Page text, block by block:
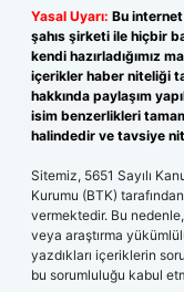
Yasal Uyarı: Bu
şahıs şirketi ile hiçbir
kendi hazırladığımız
içerikler haber niteliği
hakkında paylaşım
isim benzerlikleri
halindedir ve tavsiye
Sitemiz, 5651 Sayılı
Kurumu (BTK)
vermektedir. Bu
veya araştırma
yazdıkları içeriklerin
bu sorumluluğu kabul